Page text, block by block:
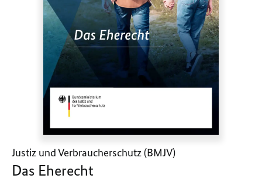
Justiz und Verbraucherschutz (BMJV)
Das Eherecht